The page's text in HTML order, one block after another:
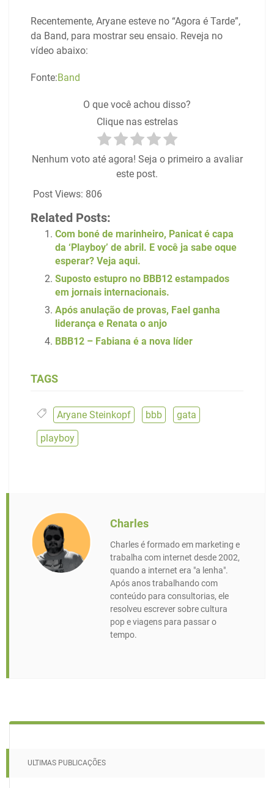
Recentemente, Aryane esteve no “Agora é Tarde”,
da Band, para mostrar seu ensaio. Reveja no
vídeo abaixo:
Fonte:Band
O que você achou disso?
Clique nas estrelas
Nenhum voto até agora! Seja o primeiro a avaliar
este post.
Post Views: 806
Related Posts:
Com boné de marinheiro, Panicat é capa
da ‘Playboy’ de abril. E você ja sabe oque
esperar? Veja aqui.
Suposto estupro no BBB12 estampados
em jornais internacionais.
Após anulação de provas, Fael ganha
liderança e Renata o anjo
BBB12 – Fabiana é a nova líder
TAGS
Aryane Steinkopf bbb gata
playboy
Charles
Charles é formado em marketing e
trabalha com internet desde 2002,
quando a internet era "a lenha".
Após anos trabalhando com
conteúdo para consultorias, ele
resolveu escrever sobre cultura
pop e viagens para passar o
tempo.
ULTIMAS PUBLICAÇÕES